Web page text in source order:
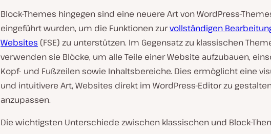
Block-Themes hingegen sind eine neuere Art von WordPress-
eingeführt wurden, um die Funktionen zurvollständigen
Websites (FSE) zu unterstützen. Im Gegensatz zu klassischen
verwenden sie Blöcke, um alle Teile einer Website aufzubauen,
Kopf- und Fußzeilen sowie Inhaltsbereiche. Dies ermöglicht eine
und intuitivere Art, Websites direkt im WordPress-Editor zu
anzupassen.
Die wichtigsten Unterschiede zwischen klassischen und Block-